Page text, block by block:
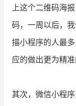
上这个二维码海
码，一周以后，
描小程序的人最
应的做出更为精准
其次，微信小程